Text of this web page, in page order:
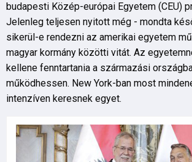
budapesti Közép-európai Egyetem (CEU)
Jelenleg teljesen nyitott még - mondta
sikerül-e rendezni az amerikai egyetem
magyar kormány közötti vitát. Az
kellene fenntartania a származási
működhessen. New York-ban most
intenzíven keresnek egyet.